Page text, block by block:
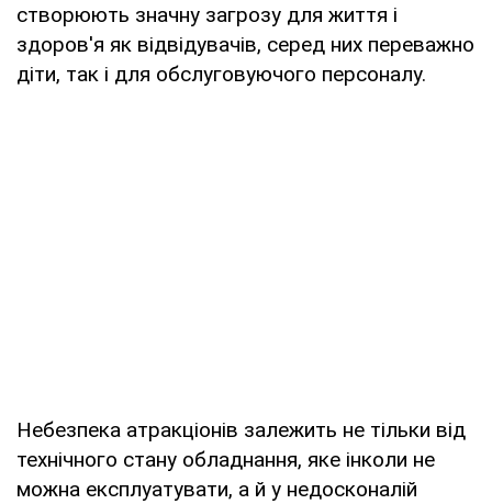
створюють значну загрозу для життя і
здоров'я як відвідувачів, серед них переважно
діти, так і для обслуговуючого персоналу.
Небезпека атракціонів залежить не тільки від
технічного стану обладнання, яке інколи не
можна експлуатувати, а й у недосконалій